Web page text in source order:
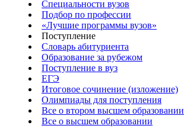
Специальности вузов
Подбор по профессии
«Лучшие программы вузов»
Поступление
Словарь абитуриента
Образование за рубежом
Поступление в вуз
ЕГЭ
Итоговое сочинение (изложение)
Олимпиады для поступления
Все о втором высшем образовании
Все о высшем образовании